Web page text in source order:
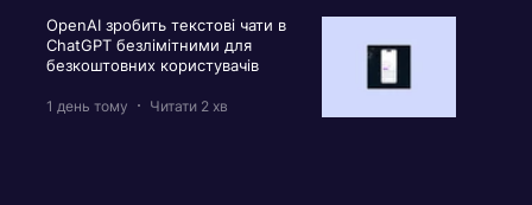
OpenAI зробить текстові чати в
ChatGPT безлімітними для
безкоштовних користувачів
1 день тому Читати 2 хв